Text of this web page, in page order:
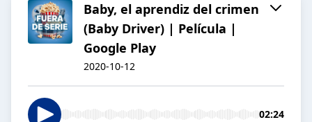
Baby, el aprendiz del crimen
(Baby Driver) | Película |
Google Play
2020-10-12
02:24